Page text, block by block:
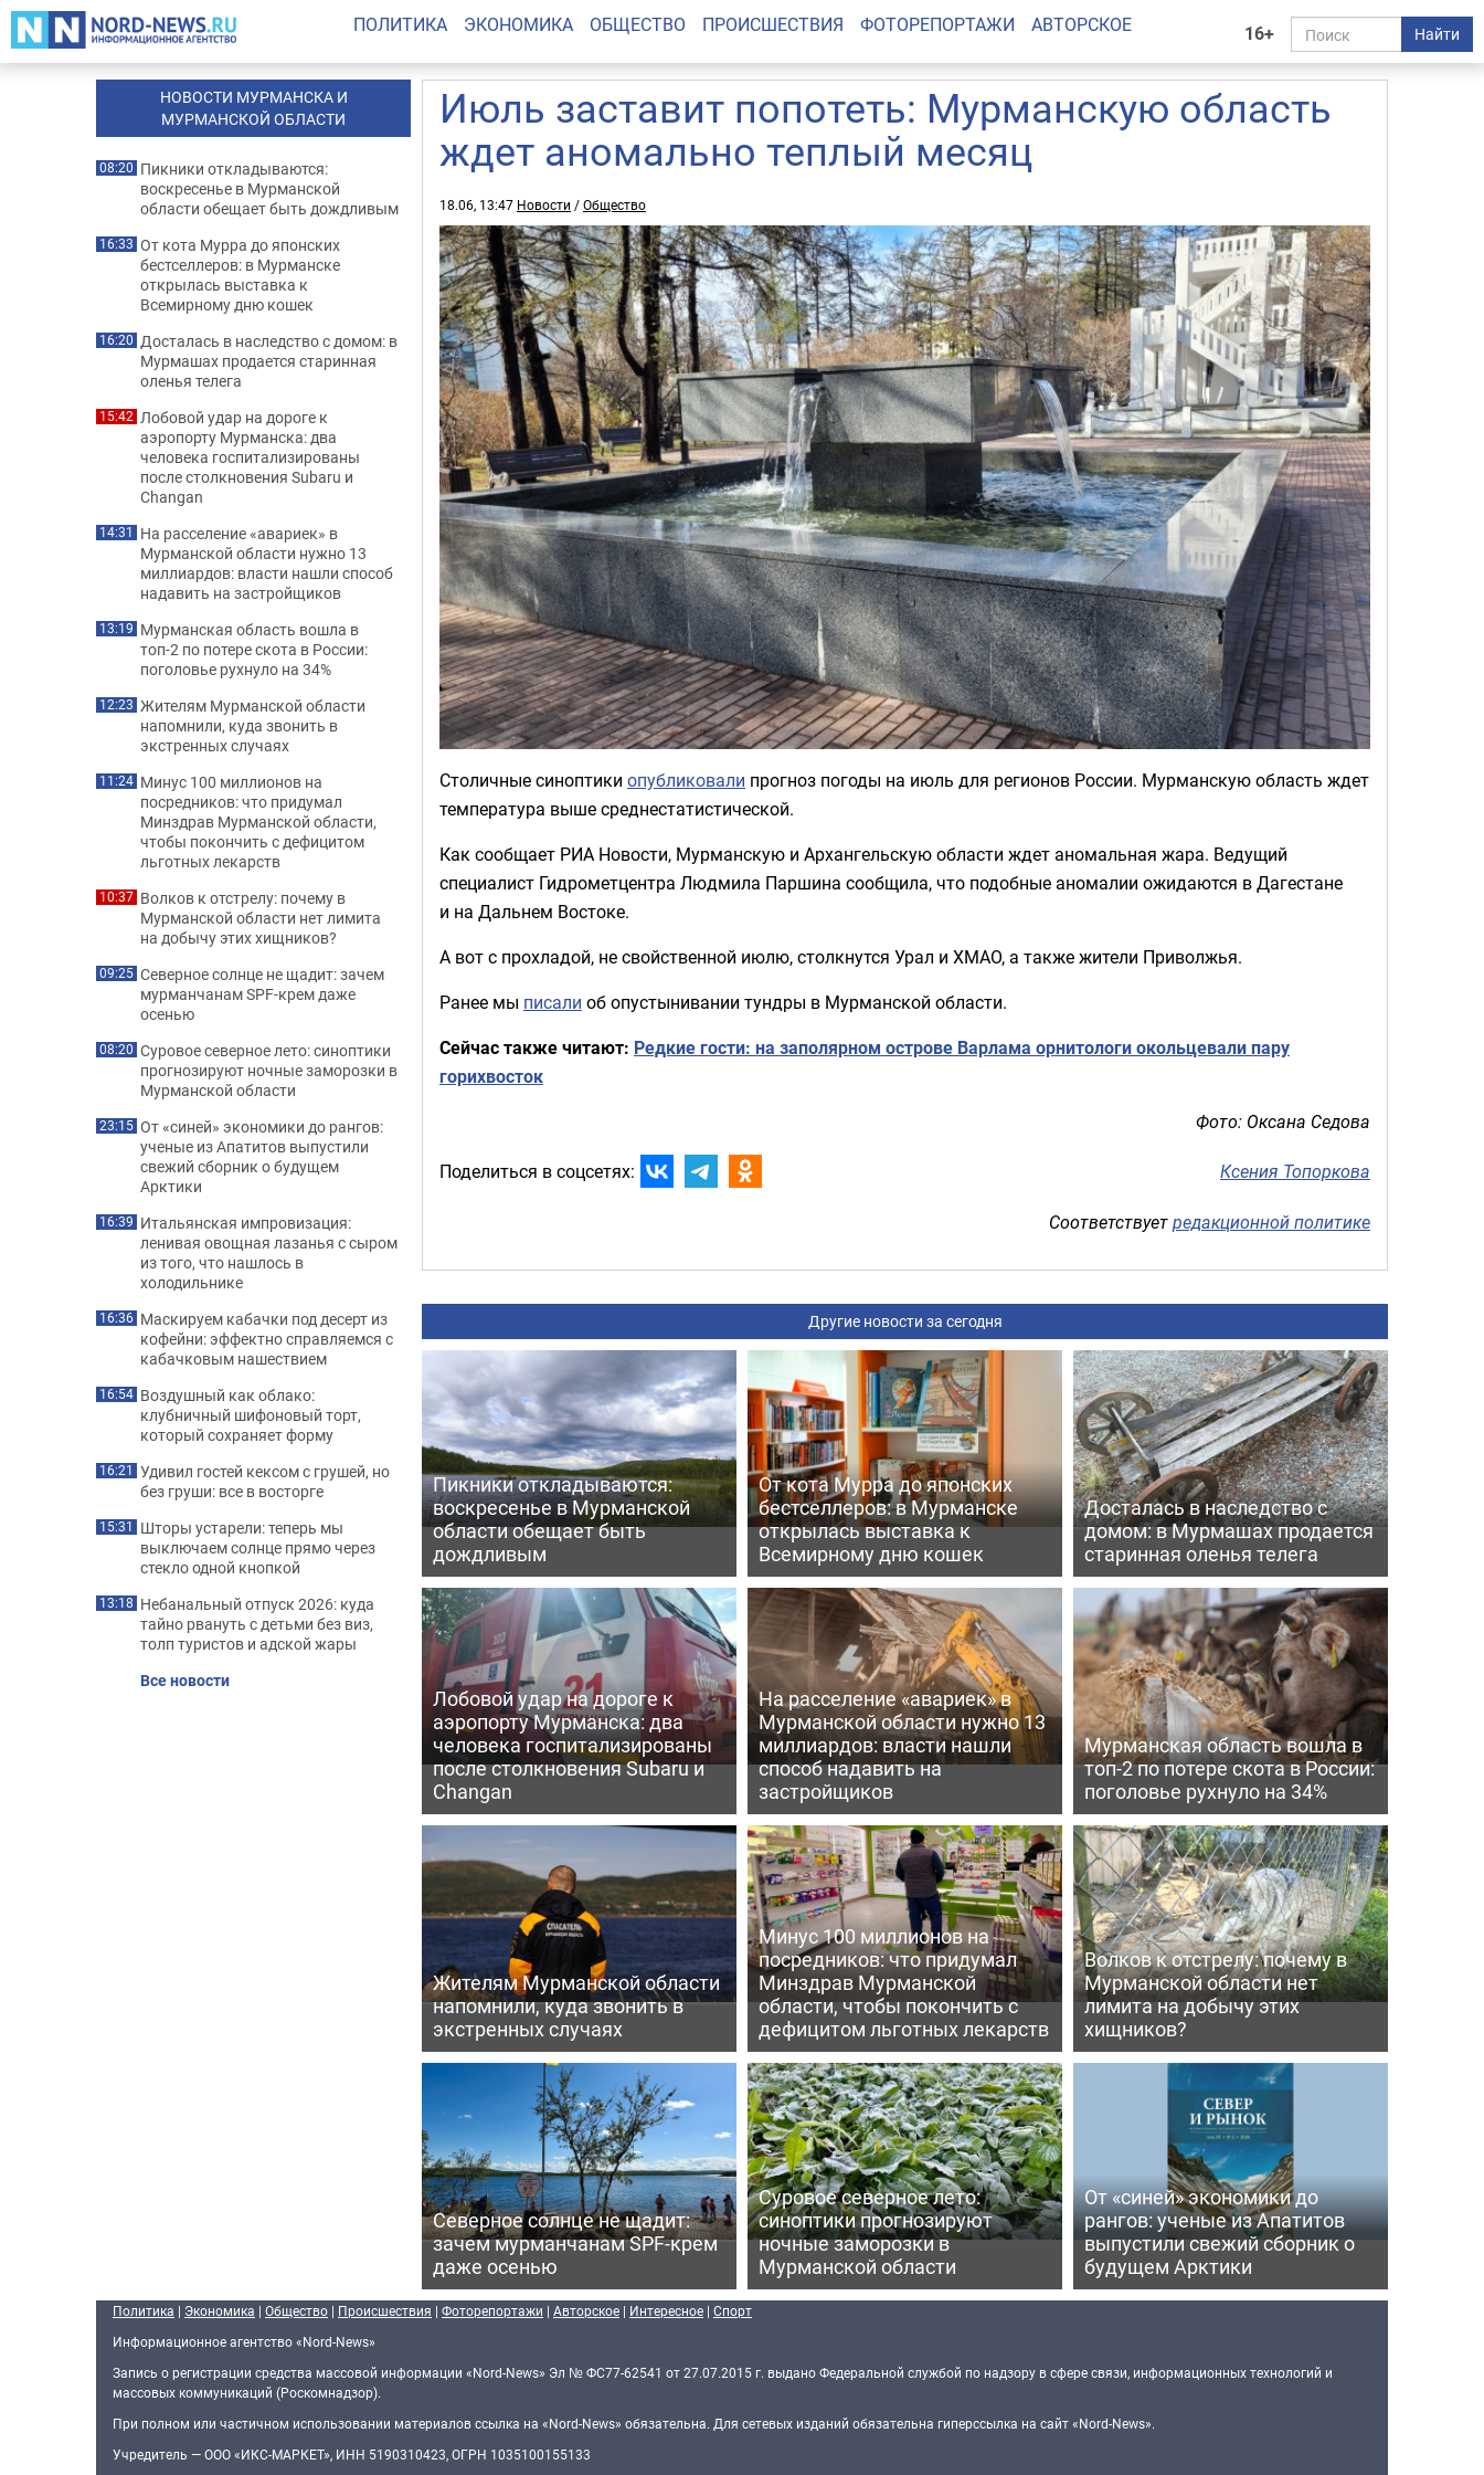
16+ Найти
ПОЛИТИКА ЭКОНОМИКА ОБЩЕСТВО ПРОИСШЕСТВИЯ ФОТОРЕПОРТАЖИ АВТОРСКОЕ
Июль заставит попотеть: Мурманскую область
ждет аномально теплый месяц
18.06, 13:47 Новости /Общество
Столичные синоптики опубликовали прогноз погоды на июль для регионов России. Мурманскую область ждет
температура выше среднестатистической.
Как сообщает РИА Новости, Мурманскую и Архангельскую области ждет аномальная жара. Ведущий
специалист Гидрометцентра Людмила Паршина сообщила, что подобные аномалии ожидаются в Дагестане
и на Дальнем Востоке.
А вот с прохладой, не свойственной июлю, столкнутся Урал и ХМАО, а также жители Приволжья.
Ранее мы писали об опустынивании тундры в Мурманской области.
Сейчас также читают: Редкие гости: на заполярном острове Варлама орнитологи окольцевали пару
горихвосток
Фото: Оксана Седова
Поделиться в соцсетях: Ксения Топоркова
Соответствуетредакционной политике
Другие новости за сегодня
Пикники откладываются:
воскресенье в Мурманской
области обещает быть
дождливым
От кота Мурра до японских
бестселлеров: в Мурманске
открылась выставка к
Всемирному дню кошек
Досталась в наследство с
домом: в Мурмашах продается
старинная оленья телега
Лобовой удар на дороге к
аэропорту Мурманска: два
человека госпитализированы
после столкновения Subaru и
Changan
На расселение «авариек» в
Мурманской области нужно 13
миллиардов: власти нашли
способ надавить на
застройщиков
Мурманская область вошла в
топ-2 по потере скота в России:
поголовье рухнуло на 34%
Жителям Мурманской области
напомнили, куда звонить в
экстренных случаях
Минус 100 миллионов на
посредников: что придумал
Минздрав Мурманской
области, чтобы покончить с
дефицитом льготных лекарств
Волков к отстрелу: почему в
Мурманской области нет
лимита на добычу этих
хищников?
Северное солнце не щадит:
зачем мурманчанам SPF-крем
даже осенью
Суровое северное лето:
синоптики прогнозируют
ночные заморозки в
Мурманской области
От «синей» экономики до
рангов: ученые из Апатитов
выпустили свежий сборник о
будущем Арктики
НОВОСТИ МУРМАНСКА И
МУРМАНСКОЙ ОБЛАСТИ
08:20 Пикники откладываются:
воскресенье в Мурманской
области обещает быть дождливым
16:33 От кота Мурра до японских
бестселлеров: в Мурманске
открылась выставка к
Всемирному дню кошек
16:20 Досталась в наследство с домом: в
Мурмашах продается старинная
оленья телега
15:42 Лобовой удар на дороге к
аэропорту Мурманска: два
человека госпитализированы
после столкновения Subaru и
Changan
14:31 На расселение «авариек» в
Мурманской области нужно 13
миллиардов: власти нашли способ
надавить на застройщиков
13:19 Мурманская область вошла в
топ-2 по потере скота в России:
поголовье рухнуло на 34%
12:23 Жителям Мурманской области
напомнили, куда звонить в
экстренных случаях
11:24 Минус 100 миллионов на
посредников: что придумал
Минздрав Мурманской области,
чтобы покончить с дефицитом
льготных лекарств
10:37 Волков к отстрелу: почему в
Мурманской области нет лимита
на добычу этих хищников?
09:25 Северное солнце не щадит: зачем
мурманчанам SPF-крем даже
осенью
08:20 Суровое северное лето: синоптики
прогнозируют ночные заморозки в
Мурманской области
23:15 От «синей» экономики до рангов:
ученые из Апатитов выпустили
свежий сборник о будущем
Арктики
16:39 Итальянская импровизация:
ленивая овощная лазанья с сыром
из того, что нашлось в
холодильнике
16:36 Маскируем кабачки под десерт из
кофейни: эффектно справляемся с
кабачковым нашествием
16:54 Воздушный как облако:
клубничный шифоновый торт,
который сохраняет форму
16:21 Удивил гостей кексом с грушей, но
без груши: все в восторге
15:31 Шторы устарели: теперь мы
выключаем солнце прямо через
стекло одной кнопкой
13:18 Небанальный отпуск 2026: куда
тайно рвануть с детьми без виз,
толп туристов и адской жары
Все новости
Политика | Экономика | Общество | Происшествия | Фоторепортажи | Авторское | Интересное | Спорт
Информационное агентство «Nord-News»
Запись о регистрации средства массовой информации «Nord-News» Эл № ФС77-62541 от 27.07.2015 г. выдано Федеральной службой по надзору в сфере связи, информационных технологий и
массовых коммуникаций (Роскомнадзор).
При полном или частичном использовании материалов ссылка на «Nord-News» обязательна. Для сетевых изданий обязательна гиперссылка на сайт «Nord-News».
Учредитель — ООО «ИКС-МАРКЕТ», ИНН 5190310423, ОГРН 1035100155133